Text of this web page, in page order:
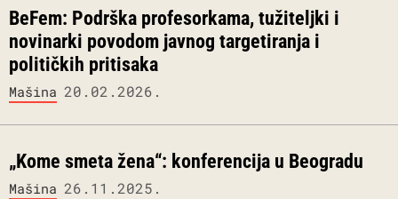
BeFem: Podrška profesorkama, tužiteljki i
novinarki povodom javnog targetiranja i
političkih pritisaka
Mašina 20.02.2026.
„Kome smeta žena“: konferencija u Beogradu
Mašina 26.11.2025.